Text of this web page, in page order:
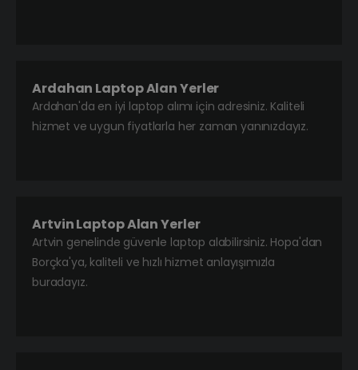
Ardahan Laptop Alan Yerler
Ardahan'da en iyi laptop alımı için adresiniz. Kaliteli
hizmet ve uygun fiyatlarla her zaman yanınızdayız.
Artvin Laptop Alan Yerler
Artvin genelinde güvenle laptop alabilirsiniz. Hopa'dan
Borçka'ya, kaliteli ve hızlı hizmet anlayışımızla
buradayız.